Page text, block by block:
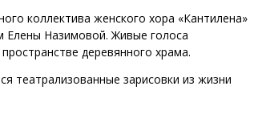
коллектива женского хора «Кантилена»
Елены Назимовой. Живые голоса
деревянного храма.
театрализованные зарисовки из жизни